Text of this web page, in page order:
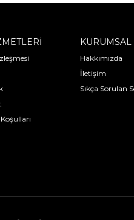
KURUMSAL
Hakkımızda
İletişim
Sıkça Sorulan